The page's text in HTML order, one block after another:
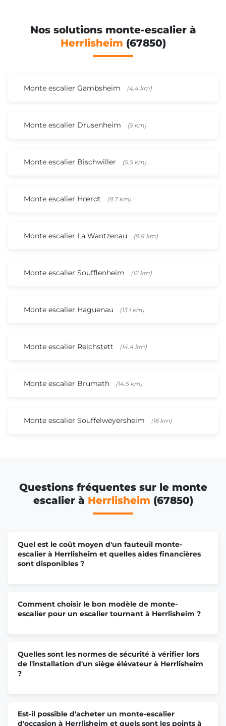
Nos solutions monte-escalier à
Herrlisheim (67850)
Monte escalier Gambsheim (4.4 km)
Monte escalier Drusenheim (5 km)
Monte escalier Bischwiller (5.5 km)
Monte escalier Hœrdt (9.7 km)
Monte escalier La Wantzenau (9.8 km)
Monte escalier Soufflenheim (12 km)
Monte escalier Haguenau (13.1 km)
Monte escalier Reichstett (14.4 km)
Monte escalier Brumath (14.5 km)
Monte escalier Souffelweyersheim (16 km)
Questions fréquentes sur le monte
escalier à Herrlisheim (67850)
Quel est le coût moyen d'un fauteuil monte-
escalier à Herrlisheim et quelles aides financières
sont disponibles ?
Comment choisir le bon modèle de monte-
escalier pour un escalier tournant à Herrlisheim ?
Quelles sont les normes de sécurité à vérifier lors
de l'installation d'un siège élévateur à Herrlisheim
?
Est-il possible d'acheter un monte-escalier
d'occasion à Herrlisheim et quels sont les points à